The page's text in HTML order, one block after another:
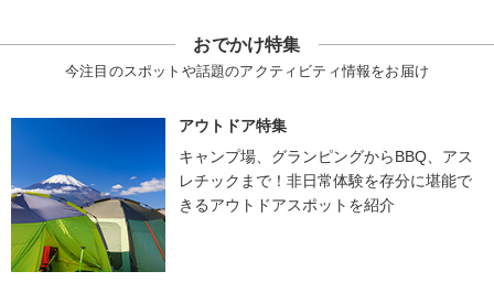
おでかけ特集
今注目のスポットや話題のアクティビティ情報をお届け
アウトドア特集
キャンプ場、グランピングからBBQ、アス
レチックまで！非日常体験を存分に堪能で
きるアウトドアスポットを紹介